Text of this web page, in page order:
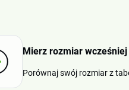
Mierz rozmiar wcześniej
Porównaj swój rozmiar z